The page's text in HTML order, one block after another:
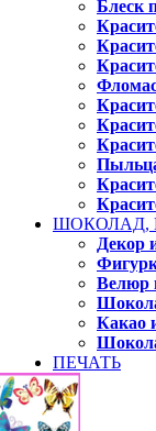
Блеск
ШОКОЛАД,
Декор
Велюр
Какао
ПЕЧАТЬ